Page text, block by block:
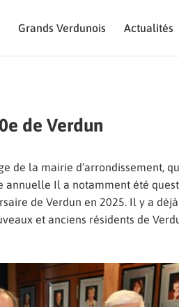
Grands Verdunois Actualités
de Verdun
de la mairie d’arrondissement,
Il a notamment été
de Verdun en 2025. Il y a
et anciens résidents de